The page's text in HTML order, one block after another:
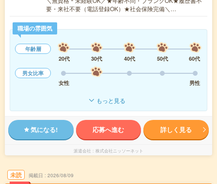
要・来社不要（電話登録OK）★社会保険完備＼…
職場の雰囲気
年齢層
20代
30代 40代 50代
60代
男女比率
女性
男性
もっと見る
気になる! 応募へ進む 詳しく見る
派遣会社 株式会社ニッソーネット
未読 掲載日 2026/08/09